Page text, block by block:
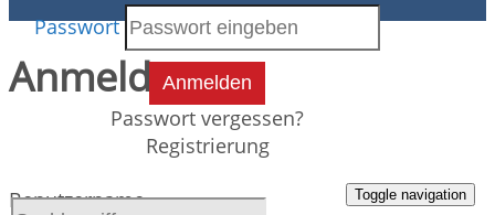
Passwort
Anmelden
Passwort vergessen?
Registrierung
Toggle navigation
Anmeldung
Benutzername